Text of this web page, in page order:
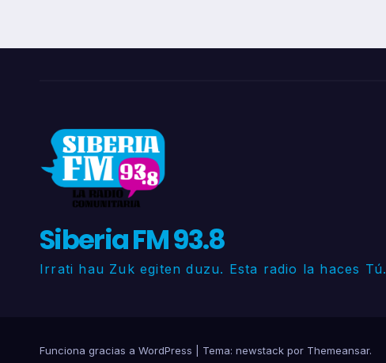
Siberia FM 93.8
Irrati hau Zuk egiten duzu. Esta radio la haces Tú.
Funciona gracias a WordPress Tema: newstack por Themeansar.